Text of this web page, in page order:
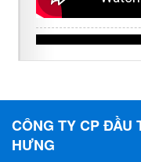
CÔNG TY CP ĐẦU
HƯNG